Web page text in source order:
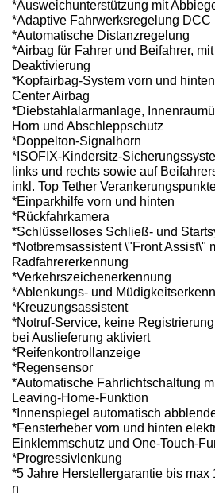
*Ausweichunterstützung mit
*Adaptive Fahrwerksregelung DCC
*Automatische Distanzregelung
*Airbag für Fahrer und Beifahrer,
Deaktivierung
*Kopfairbag-System vorn und
Center Airbag
*Diebstahlalarmanlage,
Horn und Abschleppschutz
*Doppelton-Signalhorn
*ISOFIX-Kindersitz-
links und rechts sowie auf
inkl. Top Tether
*Einparkhilfe vorn und hinten
*Rückfahrkamera
*Schlüsselloses Schließ- und
*Notbremsassistent \"Front Assist\"
Radfahrererkennung
*Verkehrszeichenerkennung
*Ablenkungs- und
*Kreuzungsassistent
*Notruf-Service, keine
bei Auslieferung aktiviert
*Reifenkontrollanzeige
*Regensensor
*Automatische Fahrlichtschaltung
Leaving-Home-Funktion
*Innenspiegel automatisch
*Fensterheber vorn und hinten
Einklemmschutz und One-Touch-
*Progressivlenkung
*5 Jahre Herstellergarantie bis max
n